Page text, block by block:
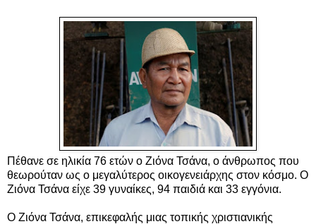
Πέθανε σε ηλικία 76 ετών ο Ζιόνα Τσάνα, ο άνθρωπος που
θεωρούταν ως ο μεγαλύτερος οικογενειάρχης στον κόσμο. Ο
Ζιόνα Τσάνα είχε 39 γυναίκες, 94 παιδιά και 33 εγγόνια.
O Ζιόνα Τσάνα, επικεφαλής μιας τοπικής χριστιανικής